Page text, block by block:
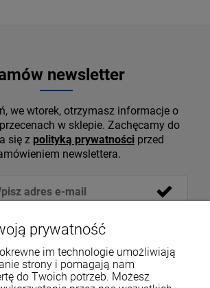
newsletter
we wtorek, otrzymasz informacje o
w sklepie. Zachęcamy do
się z polityką prywatności przed
newslettera.
prywatność
im technologie umożliwiają
strony i pomagają nam
do Twoich potrzeb. Możesz